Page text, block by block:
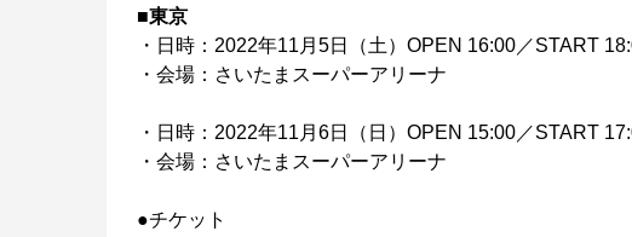
■東京
・日時：2022年11月5日（土）OPEN 16:00／START
・会場：さいたまスーパーアリーナ
・日時：2022年11月6日（日）OPEN 15:00／START
・会場：さいたまスーパーアリーナ
●チケット